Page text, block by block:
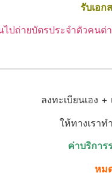
รับเอก
ลงทะเบียนเอง
ให้ทางเราท
ค่าบริกา
หม